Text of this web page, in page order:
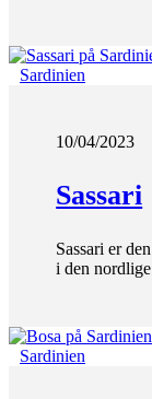
Sardinien
10/04/2023
Sassari
Sassari er
i den
Sardinien